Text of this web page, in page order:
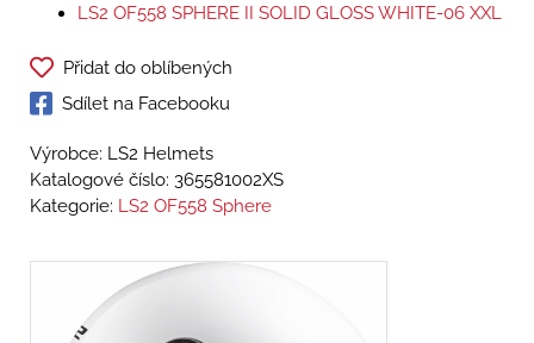
LS2 OF558 SPHERE II SOLID GLOSS WHITE-06 XXL
Přidat do oblíbených
Sdílet na Facebooku
Výrobce: LS2 Helmets
Katalogové číslo: 365581002XS
Kategorie: LS2 OF558 Sphere